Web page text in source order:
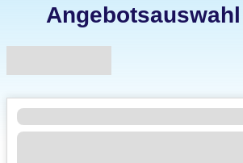
Angebotsauswahl